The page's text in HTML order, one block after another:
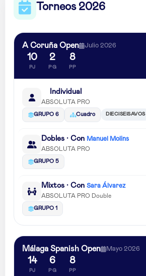
Torneos 2026
A Coruña Open Julio 2026
10
PJ
2
PG
8
PP
Individual
ABSOLUTA PRO
GRUPO 6 Cuadro DIECISEISAVOS
Dobles · Con Manuel Molins
ABSOLUTA PRO
GRUPO 5
Mixtos · Con Sara Álvarez
ABSOLUTA PRO Double
GRUPO 1
Málaga Spanish Open Mayo 2026
14
PJ
6
PG
8
PP